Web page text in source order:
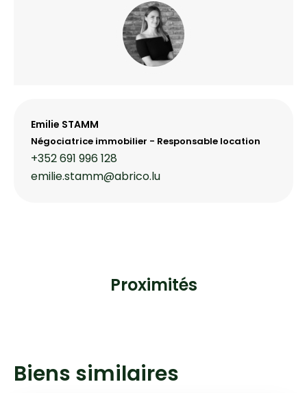
Emilie STAMM
Négociatrice immobilier - Responsable location
+352 691 996 128
emilie.stamm@abrico.lu
Proximités
Biens similaires